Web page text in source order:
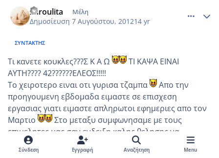
xaroulita Μέλη
Δημοσίευση 7 Αυγούστου, 201214 yr
ΣΥΝΤΆΚΤΗΣ
Tι κανετε κουκλες???Σ Κ Α Ω
ΤΙ ΚΑΨΑ ΕΙΝΑΙ
ΑΥΤΗ???? 42??????ΕΛΕΟΣ!!!!!
Το χειροτερο ειναι οτι γυρισα τζαμπα
Απο την
προηγουμενη εβδομαδα ειμαστε σε επισχεση
εργασιας γιατι ειμαστε απληρωτοι εφημεριες απο τον
Μαρτιο
Στο μεταξυ συμφωνησαμε με τους
επιμελητες μας σαν ενδειξη καλης θελησης να
πηγαινουμε τα πρωινα να κανουμε τις δουλειες μας
και στις εσωτερικες εφημεριες και να απεχουμε μονο
Σύνδεση Εγγραφή Αναζήτηση Menu